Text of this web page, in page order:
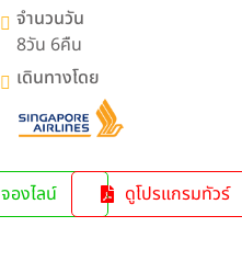
จำนวนวัน
8วัน 6คืน
เดินทางโดย
จองไลน์
ดูโปรแกรมทัวร์